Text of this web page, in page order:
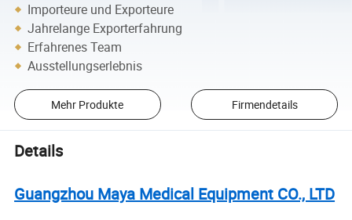
Importeure und Exporteure
Jahrelange Exporterfahrung
Erfahrenes Team
Ausstellungserlebnis
Mehr Produkte Firmendetails
Details
Guangzhou Maya Medical Equipment CO., LTD